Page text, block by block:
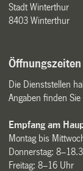
Stadt Winterthur
8403 Winterthur
Öffnungszeiten
Die Dienststellen
Angaben finden
Empfang am
Montag bis
Donnerstag:
Freitag: 8–16 Uhr